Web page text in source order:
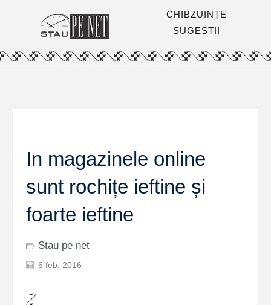
CHIBZUINȚE
SUGESTII
In magazinele online
sunt rochițe ieftine și
foarte ieftine
Stau pe net
6 feb. 2016